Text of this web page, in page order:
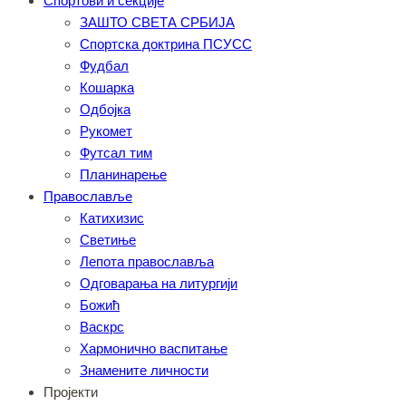
ЗАШТО СВЕТА СРБИЈА
Спортска доктрина ПСУСС
Фудбал
Кошарка
Одбојка
Рукомет
Футсал тим
Планинарење
Православље
Катихизис
Светиње
Лепота православља
Одговарања на литургији
Божић
Васкрс
Хармонично васпитање
Знамените личности
Пројекти